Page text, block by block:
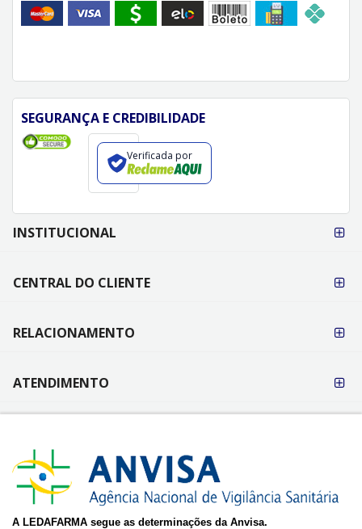
SEGURANÇA E CREDIBILIDADE
Verificada por
FORMAS DE
PAGAMENTO
INSTITUCIONAL
CENTRAL DO CLIENTE
RELACIONAMENTO
ATENDIMENTO
A LEDAFARMA segue as determinações da Anvisa.